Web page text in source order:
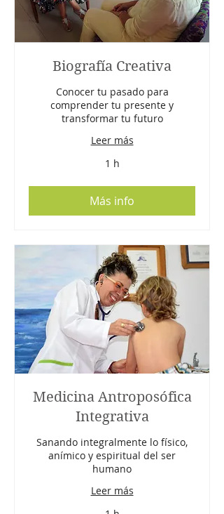
Biografía Creativa
Conocer tu pasado para
comprender tu presente y
transformar tu futuro
Leer más
1 h
Más info
Medicina Antroposófica
Integrativa
Sanando integralmente lo físico,
anímico y espiritual del ser
humano
Leer más